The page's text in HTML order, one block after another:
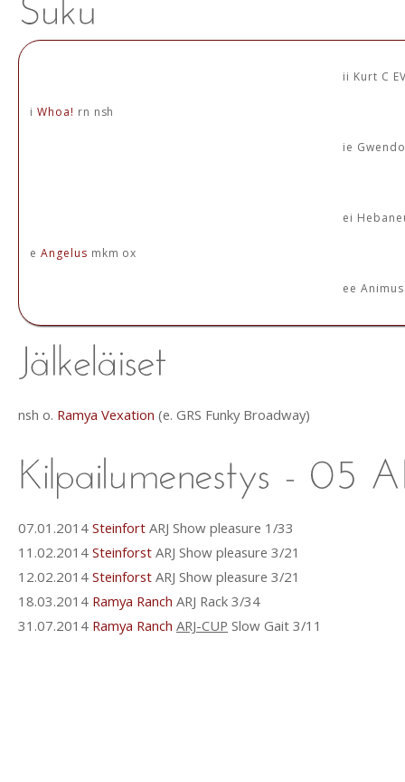
i Whoa! rn nsh
ii Kurt C
ie
e Angelus mkm ox
ei
ee
nsh o. Ramya Vexation (e. GRS Funky Broadway)
07.01.2014 Steinfort ARJ Show pleasure 1/33
11.02.2014 Steinforst ARJ Show pleasure 3/21
12.02.2014 Steinforst ARJ Show pleasure 3/21
18.03.2014 Ramya Ranch ARJ Rack 3/34
31.07.2014 Ramya Ranch ARJ-CUP Slow Gait 3/11